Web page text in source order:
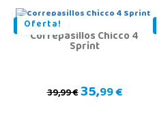
Oferta!
Correpasillos Chicco 4
Sprint
39,99 €35,99 €